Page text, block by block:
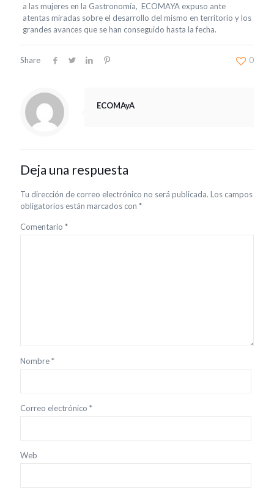
a las mujeres en la Gastronomía, ECOMAYA expuso ante
atentas miradas sobre el desarrollo del mismo en territorio y los
grandes avances que se han conseguido hasta la fecha.
Share 0
ECOMAyA
Deja una respuesta
Tu dirección de correo electrónico no será publicada. Los campos
obligatorios están marcados con *
Comentario *
Nombre*
Correo electrónico *
Web